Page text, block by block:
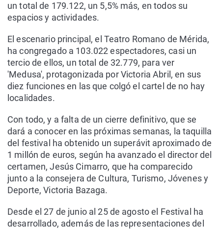
un total de 179.122, un 5,5% más, en todos su
espacios y actividades.
El escenario principal, el Teatro Romano de Mérida,
ha congregado a 103.022 espectadores, casi un
tercio de ellos, un total de 32.779, para ver
'Medusa', protagonizada por Victoria Abril, en sus
diez funciones en las que colgó el cartel de no hay
localidades.
Con todo, y a falta de un cierre definitivo, que se
dará a conocer en las próximas semanas, la taquilla
del festival ha obtenido un superávit aproximado de
1 millón de euros, según ha avanzado el director del
certamen, Jesús Cimarro, que ha comparecido
junto a la consejera de Cultura, Turismo, Jóvenes y
Deporte, Victoria Bazaga.
Desde el 27 de junio al 25 de agosto el Festival ha
desarrollado, además de las representaciones del